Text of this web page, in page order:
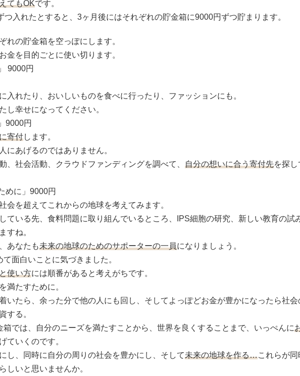
てもOKです。
つ入れたとすると、3ヶ月後にはそれぞれの貯金箱に9000円ずつ貯まります。
れの貯金箱を空っぽにします。
金を目的ごとに使い切ります。
9000円
入れたり、おいしいものを食べに行ったり、ファッションにも。
し幸せになってください。
9000円
寄付します。
にあげるのではありません。
、社会活動、クラウドファンディングを調べて、 自分の想いに合う寄付先を探し
めに」9000円
会を超えてこれからの地球を考えてみます。
ている先、食料問題に取り組んでいるところ、IPS細胞の研究、新しい教育の試
すね。
あなたも未来の地球のためのサポーターの一員になりましょう。
面白いことに気づきました。
使い方には順番があると考えがちです。
満たすために。
いたら、余った分で他の人にも回し、そしてよっぽどお金が豊かになったら社会
する。
箱では、自分のニーズを満たすことから、世界を良くすることまで、いっぺんに
ていくのです。
し、同時に自分の周りの社会を豊かにし、そして未来の地球を作る…これらが同
しいと思いませんか。